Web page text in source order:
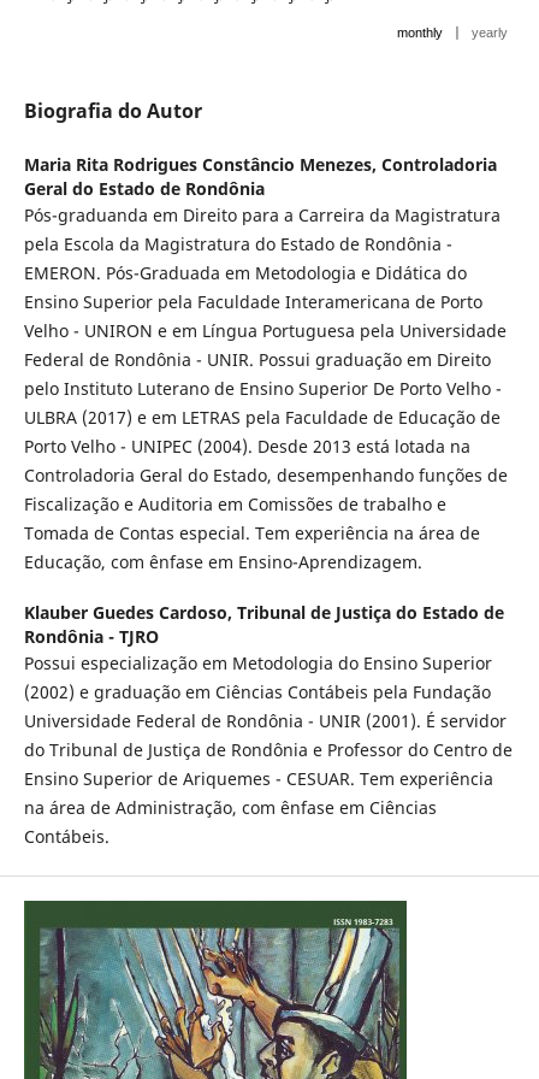
monthly | yearly
Biografia do Autor
Maria Rita Rodrigues Constâncio Menezes, Controladoria
Geral do Estado de Rondônia
Pós-graduanda em Direito para a Carreira da Magistratura
pela Escola da Magistratura do Estado de Rondônia -
EMERON. Pós-Graduada em Metod­ologia e Didática do
Ensino Superior pela Faculdade Interamericana de Por­to
Velho - UNIRON e em Língua Portuguesa pela Universidade
Federal de Rondônia - UNIR. Possui graduação em Direito
pelo Instituto Luterano de Ensino Superior De Porto Velho -
ULBRA (2017) e em LETRAS pela Facul­dade de Educação de
Porto Velho - UNIPEC (2004). Desde 2013 está lotada na
Controladoria Geral do Estado, desempenhando funções de
Fiscalização e Auditoria em Comissões de trabalho e
Tomada de Contas especial. Tem experiência na área de
Educação, com ênfase em Ensino-Aprendizagem.
Klauber Guedes Cardoso, Tribunal de Justiça do Estado de
Rondônia - TJRO
Possui especialização em Metodologia do Ensino Superior
(2002) e graduação em Ciências Contábeis pela Fundação
Universidade Federal de Rondônia - UNIR (2001). É servidor
do Tribunal de Justiça de Rondônia e Professor do Centro de
Ensino Superior de Ariquemes - CESUAR. Tem experiência
na área de Administração, com ênfase em Ciências
Contábeis.